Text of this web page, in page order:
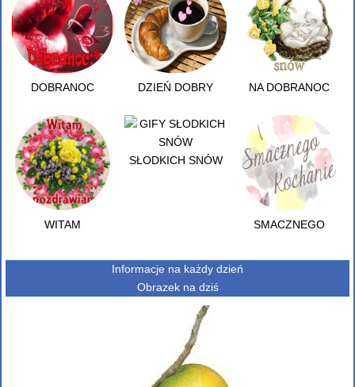
DOBRANOC DZIEŃ DOBRY NA DOBRANOC
WITAM
SŁODKICH SNÓW
SMACZNEGO
Informacje na każdy dzień
Obrazek na dziś